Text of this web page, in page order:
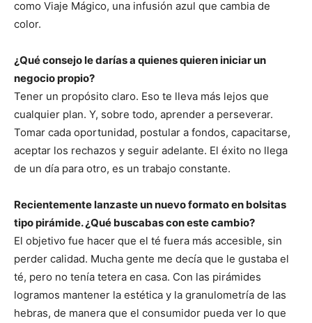
como Viaje Mágico, una infusión azul que cambia de
color.
¿Qué consejo le darías a quienes quieren iniciar un
negocio propio?
Tener un propósito claro. Eso te lleva más lejos que
cualquier plan. Y, sobre todo, aprender a perseverar.
Tomar cada oportunidad, postular a fondos, capacitarse,
aceptar los rechazos y seguir adelante. El éxito no llega
de un día para otro, es un trabajo constante.
Recientemente lanzaste un nuevo formato en bolsitas
tipo pirámide. ¿Qué buscabas con este cambio?
El objetivo fue hacer que el té fuera más accesible, sin
perder calidad. Mucha gente me decía que le gustaba el
té, pero no tenía tetera en casa. Con las pirámides
logramos mantener la estética y la granulometría de las
hebras, de manera que el consumidor pueda ver lo que